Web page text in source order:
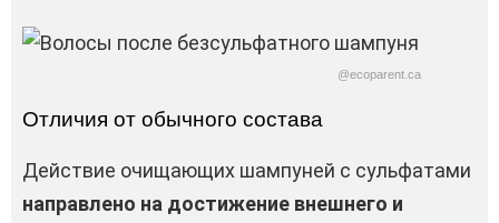
@ecoparent.ca
Отличия от обычного состава
Действие очищающих шампуней с сульфатами
направлено на достижение внешнего и